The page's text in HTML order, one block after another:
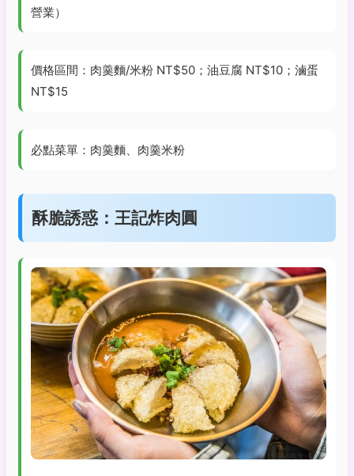
營業）
價格區間：肉羹麵/米粉 NT$50；油豆腐 NT$10；滷蛋
NT$15
必點菜單：肉羹麵、肉羹米粉
酥脆誘惑：王記炸肉圓